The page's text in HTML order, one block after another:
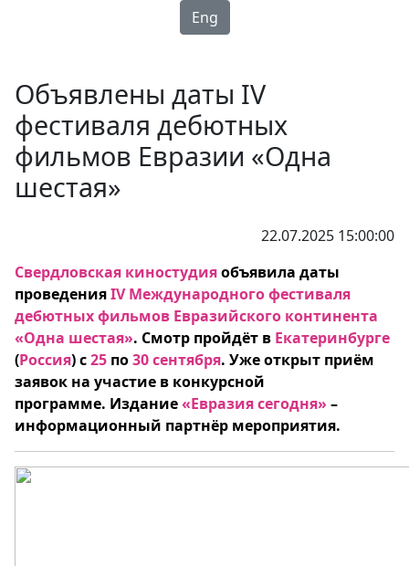
Eng
Объявлены даты IV
фестиваля дебютных
фильмов Евразии «Одна
шестая»
22.07.2025 15:00:00
Свердловская киностудияобъявила даты
проведенияIV Международного фестиваля
дебютных фильмов Евразийского континента
«Одна шестая». Смотр пройдёт в Екатеринбурге
(Россия) с25 по30 сентября. Уже открыт приём
заявок на участие в конкурсной
программе. Издание«Евразия сегодня» –
информационный партнёр мероприятия.